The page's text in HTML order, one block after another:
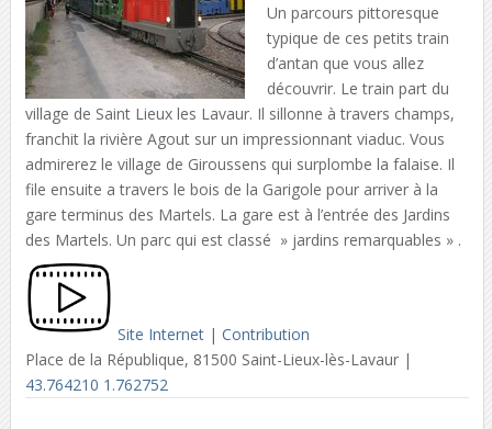
Un parcours pittoresque
typique de ces petits train
d’antan que vous allez
découvrir. Le train part du
village de Saint Lieux les Lavaur. Il sillonne à travers champs,
franchit la rivière Agout sur un impressionnant viaduc. Vous
admirerez le village de Giroussens qui surplombe la falaise. Il
file ensuite a travers le bois de la Garigole pour arriver à la
gare terminus des Martels. La gare est à l’entrée des Jardins
des Martels. Un parc qui est classé » jardins remarquables » .
Site Internet| Contribution
Place de la République, 81500 Saint-Lieux-lès-Lavaur |
43.764210 1.762752